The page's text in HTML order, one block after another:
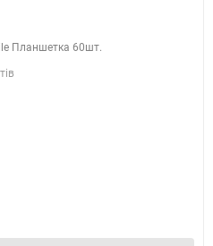
Планшетка 60шт.